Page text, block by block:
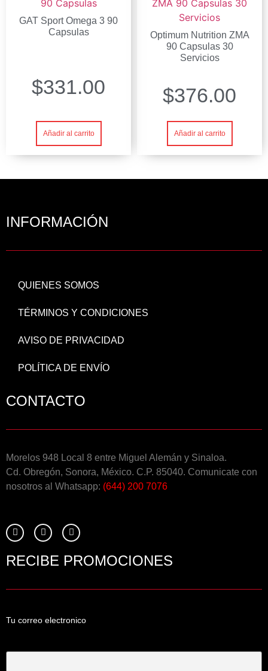
GAT Sport Omega 3 90
Capsulas
$331.00
Añadir al carrito
Optimum Nutrition ZMA
90 Capsulas 30
Servicios
$376.00
Añadir al carrito
INFORMACIÓN
QUIENES SOMOS
TÉRMINOS Y CONDICIONES
AVISO DE PRIVACIDAD
POLÍTICA DE ENVÍO
CONTACTO
Morelos 948 Local 8 entre Miguel Alemán y Sinaloa.
Cd. Obregón, Sonora, México. C.P. 85040. Comunicate con
nosotros al Whatsapp: (644) 200 7076
RECIBE PROMOCIONES
Tu correo electronico